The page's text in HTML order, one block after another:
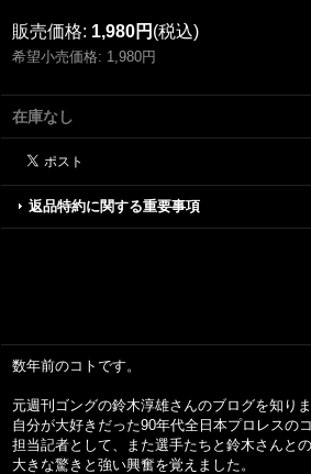
販売価格: 1,980円 (税込)
希望小売価格: 1,980円
在庫なし
返品特約に関する重要事項
数年前のコトです。
元週刊ゴングの鈴木淳雄さんのブログを知りま
自分が大好きだった90年代全日本プロレスの
担当記者として、また選手たちと鈴木さんと
大きな驚きと強い興奮を覚えました。